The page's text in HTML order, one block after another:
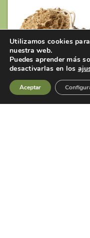
ACCESORIOS
Utilizamos cookies
nuestra web.
Puedes aprender más
desactivarlas en los
Aceptar